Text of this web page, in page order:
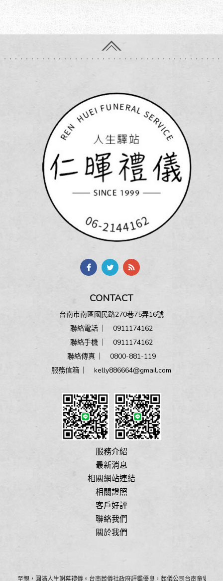
CONTACT
台南市南區國民路270巷75弄16號
聯絡電話 ︳ 0911174162
聯絡手機 ︳ 0911174162
聯絡傳真 ︳ 0800-881-119
服務信箱 ︳kelly886664@gmail.com
服務介紹
最新消息
相關網站連結
相關證照
客戶好評
聯絡我們
關於我們
您的至親，圓滿人生謝幕禮儀。台南葬儀社政府評鑑優良，葬儀公司台南童叟無